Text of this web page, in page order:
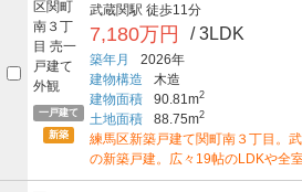
一戸建て
新築
武蔵関駅 徒歩11分
7,180万円 / 3LDK
築年月
2026年
建物構造
木造
建物面積
90.81m2
土地面積 88.75m2
練馬区新築戸建て関町南３丁目。
の新築戸建。広々19帖のLDKや全